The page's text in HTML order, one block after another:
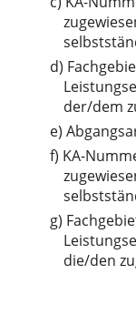
d)
der/dem
e)
f) KA-
g)
die/den